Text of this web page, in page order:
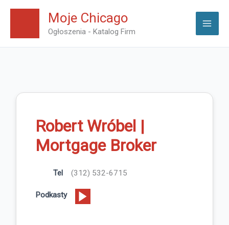
Skip
Moje Chicago
Ogłoszenia - Katalog Firm
Robert Wróbel |
Mortgage Broker
Tel (312) 532-6715
Podkasty